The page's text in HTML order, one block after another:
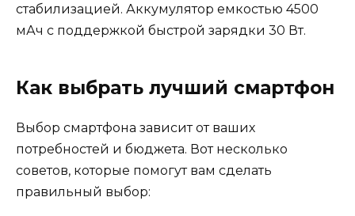
стабилизацией. Аккумулятор емкостью 4500
мАч с поддержкой быстрой зарядки 30 Вт.
Как выбрать лучший смартфон
Выбор смартфона зависит от ваших
потребностей и бюджета. Вот несколько
советов, которые помогут вам сделать
правильный выбор: